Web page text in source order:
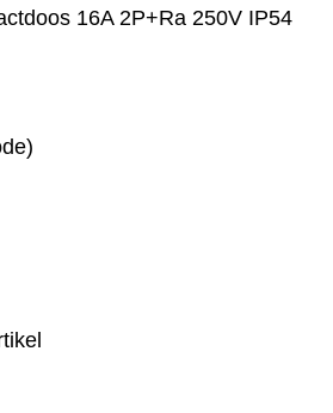
16A 2P+Ra 250V IP54